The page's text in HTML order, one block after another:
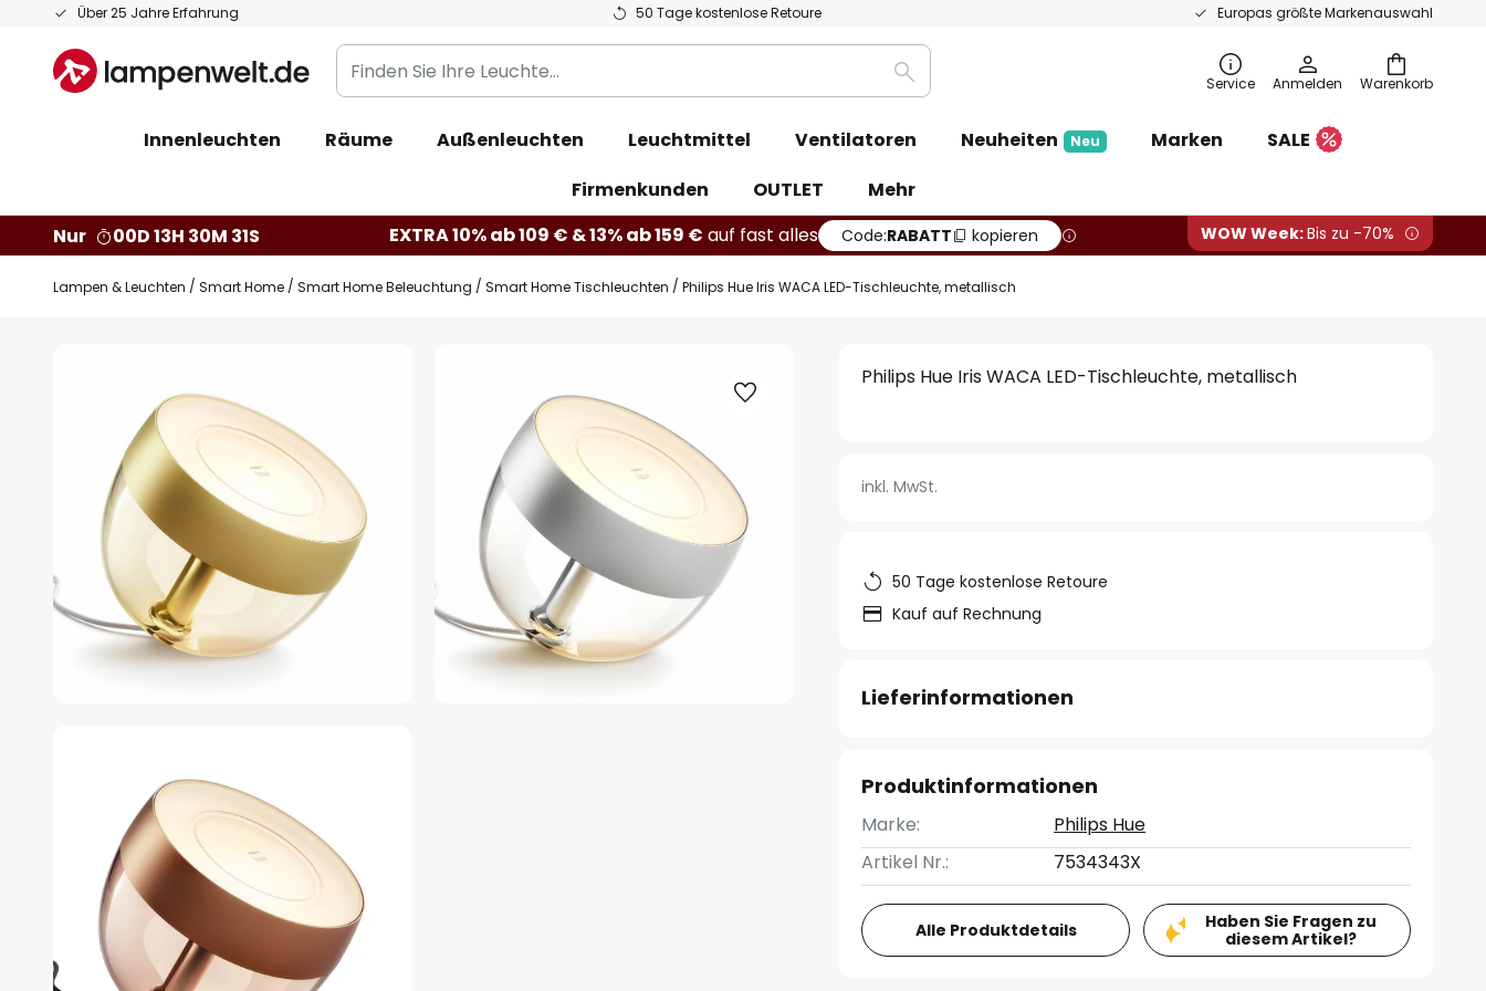
Über 25 Jahre Erfahrung 50 Tage kostenlose Retoure Europas größte Markenauswahl
Zum
springen
Warenkorb
Finden
Sie
Leuchte...
Suche Service Anmelden
Innenleuchten Räume Außenleuchten Leuchtmittel Ventilatoren Neuheiten Neu Marken
SALE
Firmenkunden
OUTLET
Mehr
Nur
00D 13H 30M 30S EXTRA 10% ab 109 € & 13% ab 159 € auf fast alles Code:RABATT kopieren WOW Week:Bis zu -70%
Lampen & Leuchten Smart Home Smart Home Beleuchtung Smart Home Tischleuchten Philips Hue Iris WACA LED-Tischleuchte, metallisch
Bildgalerie
springen
Philips Hue Iris WACA LED-Tischleuchte, metallisch
inkl. MwSt.
50 Tage kostenlose Retoure
Kauf auf Rechnung
Lieferinformationen
Produktinformationen
Marke:
Philips Hue
Artikel Nr.:
7534343X
Alle Produktdetails
Haben Sie Fragen zu
diesem Artikel?